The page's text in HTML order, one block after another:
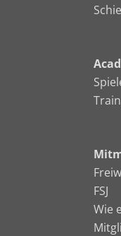
FSJ
Wie